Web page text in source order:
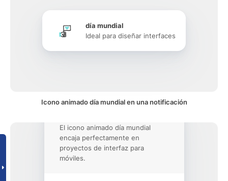
día mundial
Ideal para diseñar interfaces
Icono animado día mundial en una notificación
El icono animado día mundial
encaja perfectamente en
proyectos de interfaz para
móviles.